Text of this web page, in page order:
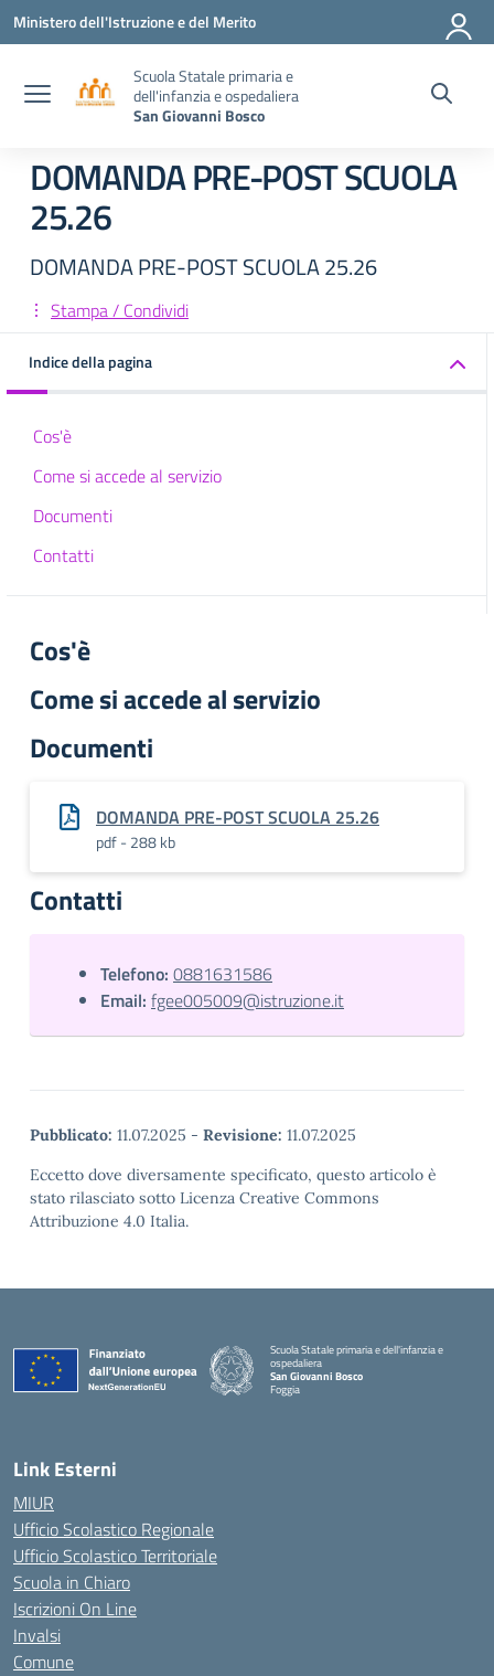
Vai ai contenuti
Vai al menu di navigazione
Vai al footer
Ministero dell'Istruzione e del Merito
Scuola Statale primaria e
dell'infanzia e ospedaliera
San Giovanni Bosco
DOMANDA PRE-POST SCUOLA
25.26
DOMANDA PRE-POST SCUOLA 25.26
Stampa / Condividi
Indice della pagina
Cos'è
Come si accede al servizio
Documenti
Contatti
Cos'è
Come si accede al servizio
Documenti
DOMANDA PRE-POST SCUOLA 25.26
pdf - 288 kb
Contatti
Telefono: 0881631586
Email: fgee005009@istruzione.it
Pubblicato: 11.07.2025 - Revisione: 11.07.2025
Eccetto dove diversamente specificato, questo articolo è
stato rilasciato sotto Licenza Creative Commons
Attribuzione 4.0 Italia.
Scuola Statale primaria e dell'infanzia e
ospedaliera
San Giovanni Bosco
Foggia
Link Esterni
MIUR
Ufficio Scolastico Regionale
Ufficio Scolastico Territoriale
Scuola in Chiaro
Iscrizioni On Line
Invalsi
Comune